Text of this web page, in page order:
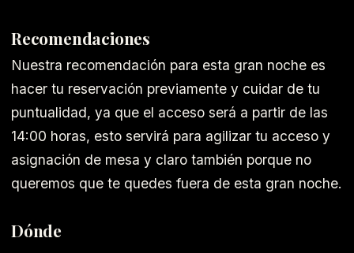
Recomendaciones
Nuestra recomendación para esta gran noche es
hacer tu reservación previamente y cuidar de tu
puntualidad, ya que el acceso será a partir de las
14:00 horas, esto servirá para agilizar tu acceso y
asignación de mesa y claro también porque no
queremos que te quedes fuera de esta gran noche.
Dónde